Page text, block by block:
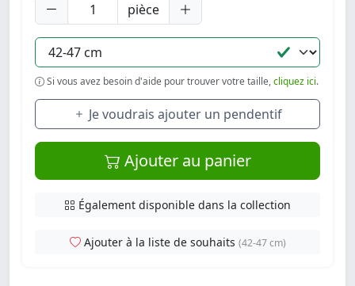
pièce
Si vous avez besoin d'aide pour trouver votre taille,cliquez ici.
Je voudrais ajouter un pendentif
Ajouter au panier
Également disponible dans la collection
Ajouter à la liste de souhaits (42-47 cm)